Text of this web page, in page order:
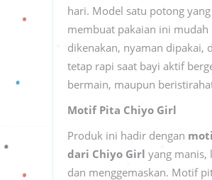
hari. Model satu potong
membuat pakaian ini mudah
dikenakan, nyaman dipakai,
tetap rapi saat bayi aktif
bermain, maupun
Motif Pita Chiyo Girl
Produk ini hadir dengan
dari Chiyo Girl yang manis,
dan menggemaskan. Motif